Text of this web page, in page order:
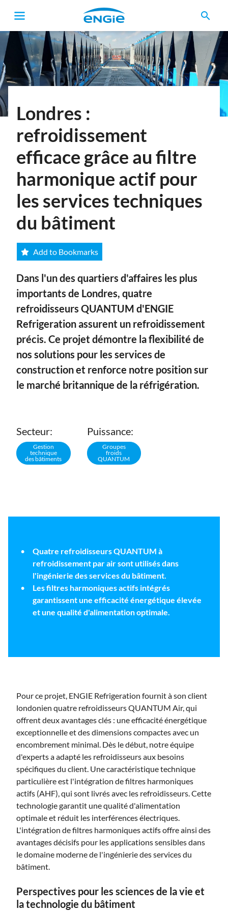
search
Londres :
refroidissement
efficace grâce au filtre
harmonique actif pour
les services techniques
du bâtiment
Add to Bookmarks
Dans l'un des quartiers d'affaires les plus
importants de Londres, quatre
refroidisseurs QUANTUM d'ENGIE
Refrigeration assurent un refroidissement
précis. Ce projet démontre la flexibilité de
nos solutions pour les services de
construction et renforce notre position sur
le marché britannique de la réfrigération.
Secteur:
Gestion
technique
des bâtiments
Puissance:
Groupes
froids
QUANTUM
Quatre refroidisseurs QUANTUM à
refroidissement par air sont utilisés dans
l'ingénierie des services du bâtiment.
Les filtres harmoniques actifs intégrés
garantissent une efficacité énergétique élevée
et une qualité d'alimentation optimale.
Pour ce projet, ENGIE Refrigeration fournit à son client
londonien quatre refroidisseurs QUANTUM Air, qui
offrent deux avantages clés : une efficacité énergétique
exceptionnelle et des dimensions compactes avec un
encombrement minimal. Dès le début, notre équipe
d'experts a adapté les refroidisseurs aux besoins
spécifiques du client. Une caractéristique technique
particulière est l'intégration de filtres harmoniques
actifs (AHF), qui sont livrés avec les refroidisseurs. Cette
technologie garantit une qualité d'alimentation
optimale et réduit les interférences électriques.
L'intégration de filtres harmoniques actifs offre ainsi des
avantages décisifs pour les applications sensibles dans
le domaine moderne de l'ingénierie des services du
bâtiment.
Perspectives pour les sciences de la vie et
la technologie du bâtiment